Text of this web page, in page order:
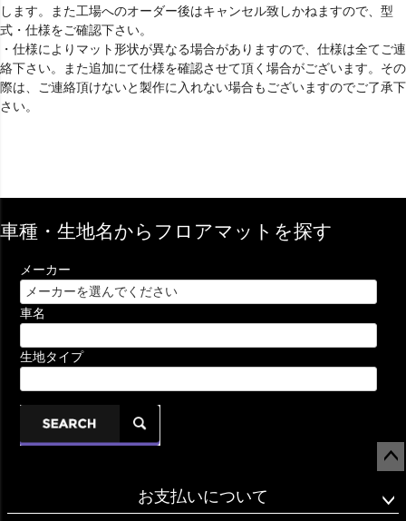
します。また工場へのオーダー後はキャンセル致しかねますので、型
式・仕様をご確認下さい。
・仕様によりマット形状が異なる場合がありますので、仕様は全てご連
絡下さい。また追加にて仕様を確認させて頂く場合がございます。その
際は、ご連絡頂けないと製作に入れない場合もございますのでご了承下
さい。
車種・生地名からフロアマットを探す
メーカー
車名
生地タイプ
ジト
お支払いについて